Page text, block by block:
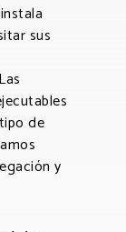
sus
de
y